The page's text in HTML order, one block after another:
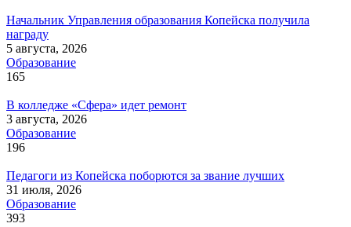
Начальник Управления образования Копейска получила
награду
5 августа, 2026
Образование
165
В колледже «Сфера» идет ремонт
3 августа, 2026
Образование
196
Педагоги из Копейска поборются за звание лучших
31 июля, 2026
Образование
393